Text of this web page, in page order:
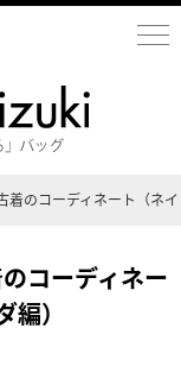
着のコーディネート（ネ
コーディネー
）